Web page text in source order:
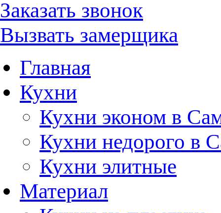
Заказать звонок
Вызвать замерщика
Главная
Кухни
Кухни эконом в
Кухни недорого в
Кухни элитные
Материал